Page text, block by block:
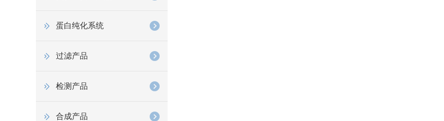
蛋白纯化系统
过滤产品
检测产品
合成产品